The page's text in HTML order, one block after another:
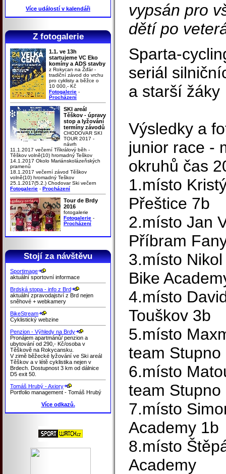
Více událostí v kalendáři
Z fotogalerie
1.1. ve 13h
startujeme VC Eko
komíny a ADS stavby
z Rokycan na Žďár -
tradiční závod do vrchu
pro cyklisty a běžce o
10 000,- Kč
Fotogalerie -
Procházení
SKI areál
Těškov - úpravy
stop a lyžování
termíny závodů
CHODOVAR SKI
TOUR 2017 -
návrh
11.1.2017 večerní Tříkrálový běh -
Těškov volně(10) hromadný Teškov
14.1.2017 Okolo Mariánskolázeňských
pramenů
18.1.2017 večerní závod Těškov
volně(10) hromadný Teškov
25.1.2017(5.2.) Chodovar Ski večern
Fotogalerie - Procházení
Tour de Brdy
2016
fotogalerie
Fotogalerie -
Procházení
Stojí za návštěvu
Sportimage
aktuální sportovní informace
Brdská stopa - info z Brd
aktuální zpravodajství z Brd nejen
sněhové + webkamery
BikeStream
Cyklistický webzine
Penzion - Výhledy na Brdy
Pronájem apartmánů/ penzion a
ubytování od 290,- Kč/osoba v
Těškově na Rokycansku.
V zimě běžecké lyžování ve Ski areál
Těškov a v létě cyklistika nejen v
Brdech. Dostupnost 3 km od dálnice
D5 exit 50.
Tomáš Hrubý - Axiory
Portfolio management - Tomáš Hrubý
Více odkazů.
vypsán pro
dětí po
Sparta-
seriál
a starší žáky
Výsledky a
junior race -
okruhů čas
1.místo
Přeštice 7b
2.místo Jan
Příbram
3.místo
Bike
4.místo
Touškov 3b
5.místo
team Stupno
6.místo
team Stupno
7.místo
Academy 1b
8.místo
Academy